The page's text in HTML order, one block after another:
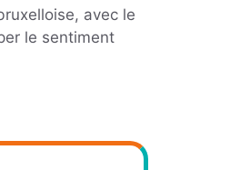
avec le
le sentiment